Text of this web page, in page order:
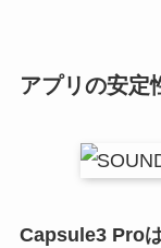
アプリの安定
Capsule3 Pro